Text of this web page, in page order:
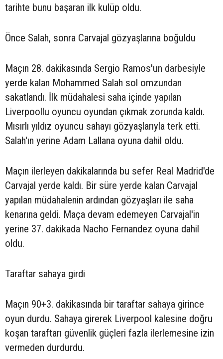
tarihte bunu başaran ilk kulüp oldu.
Önce Salah, sonra Carvajal gözyaşlarına boğuldu
Maçın 28. dakikasında Sergio Ramos'un darbesiyle
yerde kalan Mohammed Salah sol omzundan
sakatlandı. İlk müdahalesi saha içinde yapılan
Liverpoollu oyuncu oyundan çıkmak zorunda kaldı.
Mısırlı yıldız oyuncu sahayı gözyaşlarıyla terk etti.
Salah'ın yerine Adam Lallana oyuna dahil oldu.
Maçın ilerleyen dakikalarında bu sefer Real Madrid'de
Carvajal yerde kaldı. Bir süre yerde kalan Carvajal
yapılan müdahalenin ardından gözyaşları ile saha
kenarına geldi. Maça devam edemeyen Carvajal'in
yerine 37. dakikada Nacho Fernandez oyuna dahil
oldu.
Taraftar sahaya girdi
Maçın 90+3. dakikasında bir taraftar sahaya girince
oyun durdu. Sahaya girerek Liverpool kalesine doğru
koşan taraftarı güvenlik güçleri fazla ilerlemesine izin
vermeden durdurdu.